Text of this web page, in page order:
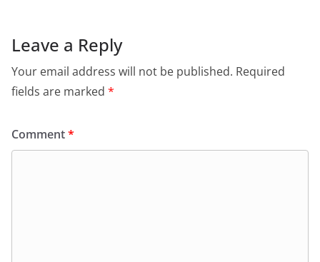
Leave a Reply
Your email address will not be published. Required
fields are marked *
Comment*